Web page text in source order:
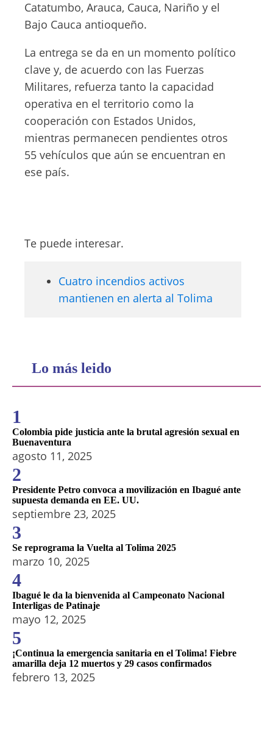
Catatumbo, Arauca, Cauca, Nariño y el
Bajo Cauca antioqueño.
La entrega se da en un momento político
clave y, de acuerdo con las Fuerzas
Militares, refuerza tanto la capacidad
operativa en el territorio como la
cooperación con Estados Unidos,
mientras permanecen pendientes otros
55 vehículos que aún se encuentran en
ese país.
Te puede interesar.
Cuatro incendios activos
mantienen en alerta al Tolima
Lo más leido
1
Colombia pide justicia ante la brutal agresión sexual en
Buenaventura
agosto 11, 2025
2
Presidente Petro convoca a movilización en Ibagué ante
supuesta demanda en EE. UU.
septiembre 23, 2025
3
Se reprograma la Vuelta al Tolima 2025
marzo 10, 2025
4
Ibagué le da la bienvenida al Campeonato Nacional
Interligas de Patinaje
mayo 12, 2025
5
¡Continua la emergencia sanitaria en el Tolima! Fiebre
amarilla deja 12 muertos y 29 casos confirmados
febrero 13, 2025